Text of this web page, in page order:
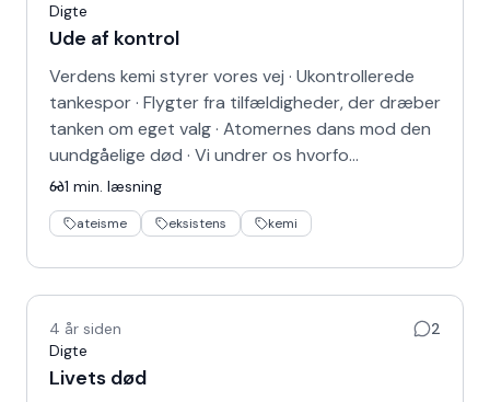
Digte
Ude af kontrol
Verdens kemi styrer vores vej · Ukontrollerede
tankespor · Flygter fra tilfældigheder, der dræber
tanken om eget valg · Atomernes dans mod den
uundgåelige død · Vi undrer os hvorfo…
1 min. læsning
ateisme eksistens kemi
4 år siden
2
Digte
Livets død